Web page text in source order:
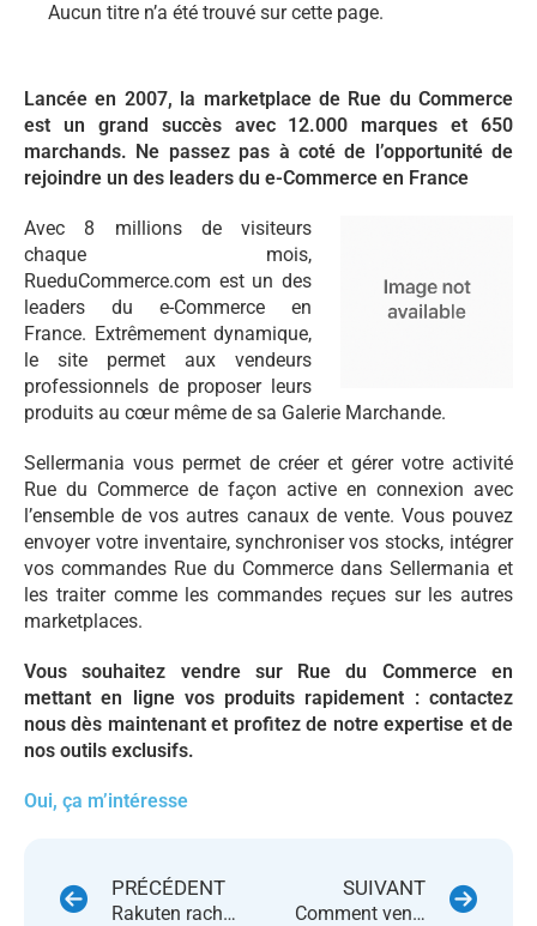
Aucun titre n’a été trouvé sur cette page.
Lancée en 2007, la marketplace de Rue du Commerce
est un grand succès avec 12.000 marques et 650
marchands. Ne passez pas à coté de l’opportunité de
rejoindre un des leaders du e-Commerce en France
Avec 8 millions de visiteurs
chaque mois,
RueduCommerce.com est un des
leaders du e-Commerce en
France. Extrêmement dynamique,
le site permet aux vendeurs
professionnels de proposer leurs
produits au cœur même de sa Galerie Marchande.
Sellermania vous permet de créer et gérer votre activité
Rue du Commerce de façon active en connexion avec
l’ensemble de vos autres canaux de vente. Vous pouvez
envoyer votre inventaire, synchroniser vos stocks, intégrer
vos commandes Rue du Commerce dans Sellermania et
les traiter comme les commandes reçues sur les autres
marketplaces.
Vous souhaitez vendre sur Rue du Commerce en
mettant en ligne vos produits rapidement : contactez
nous dès maintenant et profitez de notre expertise et de
nos outils exclusifs.
Oui, ça m’intéresse
PRÉCÉDENT
Rakuten rachète un leader de la logistique
SUIVANT
Comment vendre sur Amazon marketplace ?